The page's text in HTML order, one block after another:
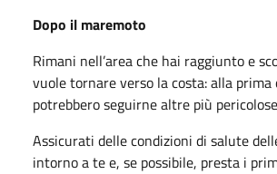
Dopo il maremoto
Rimani nell’area che hai raggiunto e
vuole tornare verso la costa: alla prima
potrebbero seguirne altre più
Assicurati delle condizioni di salute
intorno a te e, se possibile, presta i